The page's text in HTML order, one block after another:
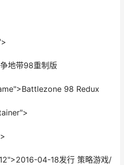
地带98重制版
98 Redux
04-18发行 策略游戏/